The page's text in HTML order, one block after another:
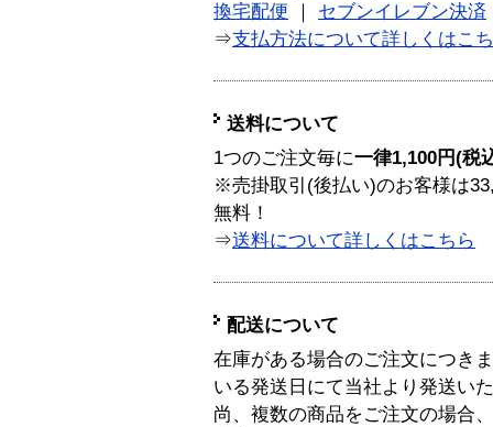
換宅配便
セブンイレブン決済
⇒支払方法について詳しくはこ
送料について
1つのご注文毎に一律1,100円(税
※売掛取引(後払い)のお客様は
無料！
⇒送料について詳しくはこちら
配送について
在庫がある場合のご注文につき
いる発送日にて当社より発送い
尚、複数の商品をご注文の場合